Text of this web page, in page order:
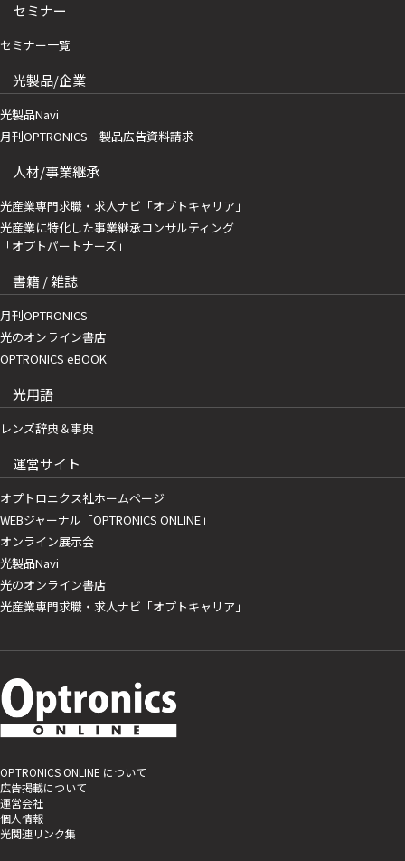
セミナー
セミナー一覧
光製品/企業
光製品Navi
月刊OPTRONICS 製品広告資料請求
人材/事業継承
光産業専門求職・求人ナビ「オプトキャリア」
光産業に特化した事業継承コンサルティング
「オプトパートナーズ」
書籍 / 雑誌
月刊OPTRONICS
光のオンライン書店
OPTRONICS eBOOK
光用語
レンズ辞典＆事典
運営サイト
オプトロニクス社ホームページ
WEBジャーナル「OPTRONICS ONLINE」
オンライン展示会
光製品Navi
光のオンライン書店
光産業専門求職・求人ナビ「オプトキャリア」
OPTRONICS ONLINE について
広告掲載について
運営会社
個人情報
光関連リンク集